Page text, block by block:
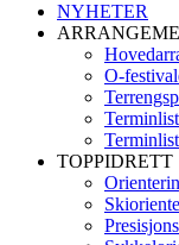
NYHETER
O-
TOPPIDRETT